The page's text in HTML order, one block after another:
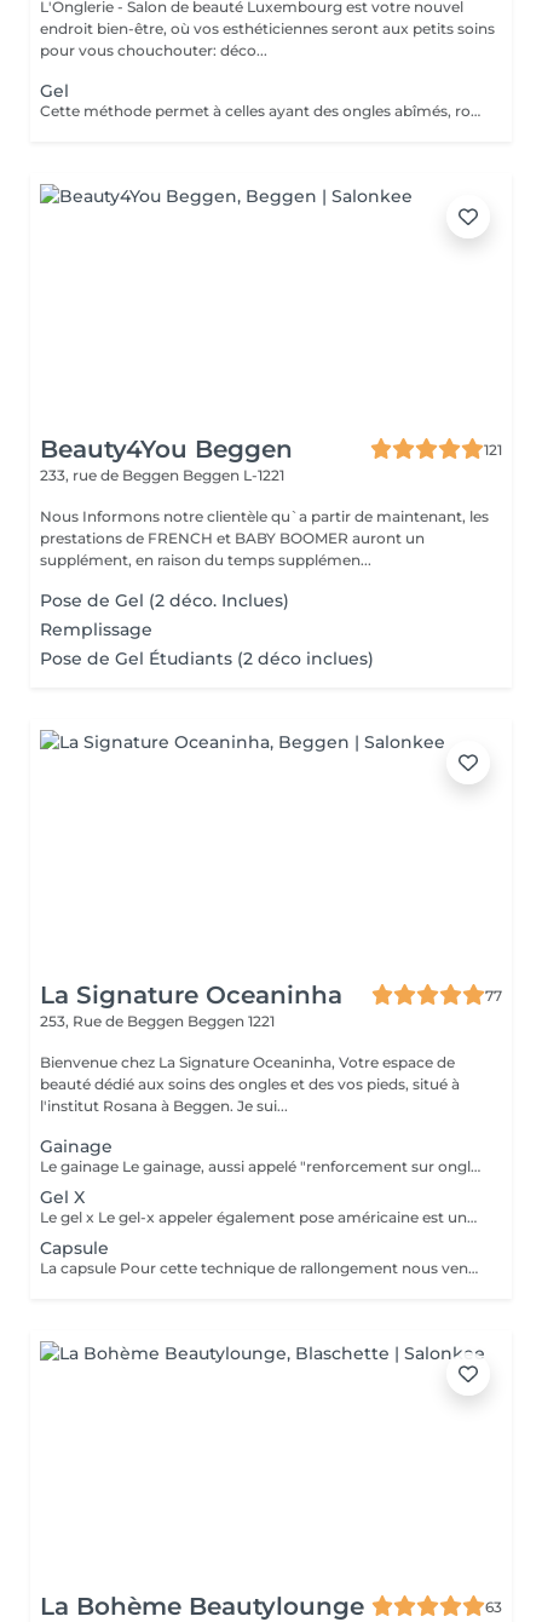
L'Onglerie - Salon de beauté Luxembourg est votre nouvel
endroit bien-être, où vos esthéticiennes seront aux petits soins
pour vous chouchouter: déco...
Gel
Cette méthode permet à celles ayant des ongles abîmés, rongés, cassants, de retrouver de très jolies mains. En rallongement ou en simple gainage, le gel apportera solidité à vos ongles, et une couleur longue durée
Beauty4You Beggen
121
233, rue de Beggen Beggen L-1221
Nous Informons notre clientèle qu`a partir de maintenant, les
prestations de FRENCH et BABY BOOMER auront un
supplément, en raison du temps supplémen...
Pose de Gel (2 déco. Inclues)
Remplissage
Pose de Gel Étudiants (2 déco inclues)
La Signature Oceaninha
77
253, Rue de Beggen Beggen 1221
Bienvenue chez La Signature Oceaninha, Votre espace de
beauté dédié aux soins des ongles et des vos pieds, situé à
l'institut Rosana à Beggen. Je sui...
Gainage
Le gainage Le gainage, aussi appelé "renforcement sur ongles naturels", est une méthode où l'ongle naturel va être renforcé à l'aide d'une rubber base ou d'un gel. Cette pose est faites pour vous si vous avez une belle longueur et que vous ne voulez pas l'abîmer mais également pour faire pousser vos ongles en les protégeant. La Manucure Russe est comprise dans le prix. Le remplissage est à faire toutes les 3 à 4 semaines selon vos ongles. Attention à sélectionner la bonne taille si vos ongles sont court et ne dépasse pas du doigt, il faut sélectionner court. Cependant si l'ongle dépasse du doigt, il faudra choisir long.
Gel X
Le gel x Le gel-x appeler également pose américaine est une capsule entièrement conçu en gel. Ces capsules se collent à l'aide d'un gel flexible sur la totalité de l'ongle naturel. Mais la longueur peu tout de même être ajusté selon la forme et l'envie de la cliente. À noter : Cette technique est aussi solide qu'une construction en gel mais aucun remplissage ne peut être fait ! La Manucure Russe est comprise dans le prix.
Capsule
La capsule Pour cette technique de rallongement nous venons coller une fine capsule sur le bout de l'ongle pour venir créer un rallongement. On vient ensuite appliquer une couche de gel de façon à venir la solidifier. Cette technique convient aux ongles sains, non abîmés et non rongés. La Manucure Russe est comprise dans le prix. Le remplissage est à faire toute les 3 à 4 semaines.
La Bohème Beautylounge
63